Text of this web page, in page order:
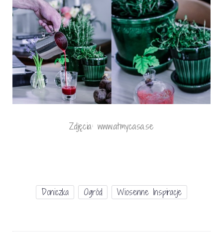
Zdjęcia: www.atmycasa.se
Doniczka Ogród Wiosenne Inspiracje